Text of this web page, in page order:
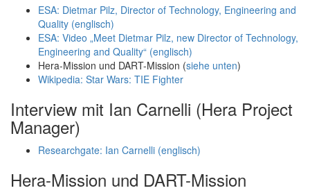
ESA: Dietmar Pilz, Director of Technology, Engineering and
Quality (englisch)
ESA: Video „Meet Dietmar Pilz, new Director of Technology,
Engineering and Quality“ (englisch)
Hera-Mission und DART-Mission (siehe unten)
Wikipedia: Star Wars: TIE Fighter
Interview mit Ian Carnelli (Hera Project
Manager)
Researchgate: Ian Carnelli (englisch)
Hera-Mission und DART-Mission